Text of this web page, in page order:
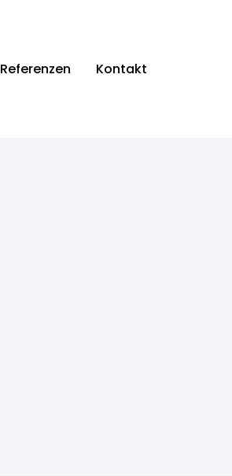
Referenzen Kontakt